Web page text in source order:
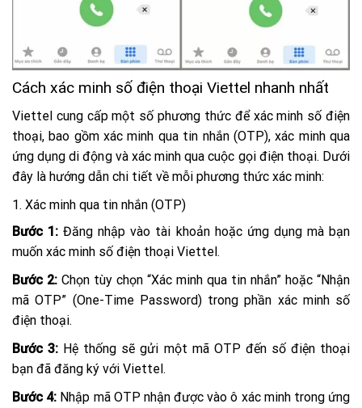
Cách xác minh số điện thoại Viettel nhanh nhất
Viettel cung cấp một số phương thức để xác minh số điện
thoại, bao gồm xác minh qua tin nhắn (OTP), xác minh qua
ứng dụng di động và xác minh qua cuộc gọi điện thoại. Dưới
đây là hướng dẫn chi tiết về mỗi phương thức xác minh:
1. Xác minh qua tin nhắn (OTP)
Bước 1: Đăng nhập vào tài khoản hoặc ứng dụng mà bạn
muốn xác minh số điện thoại Viettel.
Bước 2: Chọn tùy chọn “Xác minh qua tin nhắn” hoặc “Nhận
mã OTP” (One-Time Password) trong phần xác minh số
điện thoại.
Bước 3: Hệ thống sẽ gửi một mã OTP đến số điện thoại
bạn đã đăng ký với Viettel.
Bước 4: Nhập mã OTP nhận được vào ô xác minh trong ứng